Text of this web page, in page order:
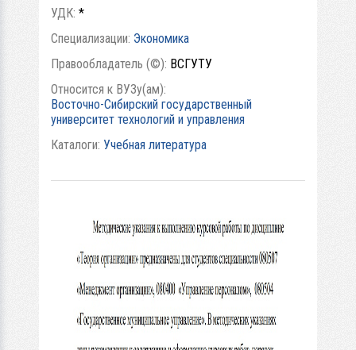
УДК: *
Специализации: Экономика
Правообладатель (©): ВСГУТУ
Относится к ВУЗу(ам):
Восточно-Сибирский государственный
университет технологий и управления
Каталоги: Учебная литература